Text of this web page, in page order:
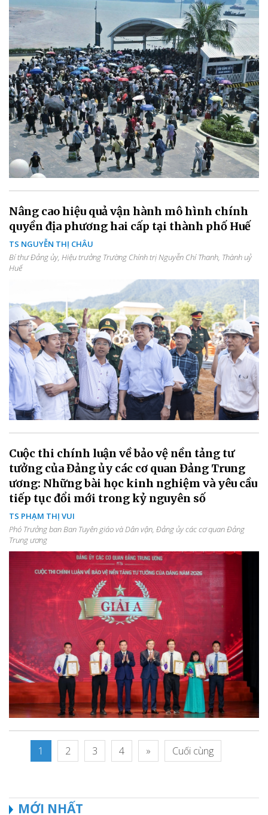
Nâng cao hiệu quả vận hành mô hình chính
quyền địa phương hai cấp tại thành phố Huế
TS NGUYỄN THỊ CHÂU
Bí thư Đảng ủy, Hiệu trưởng Trường Chính trị Nguyễn Chí Thanh, Thành uỷ
Huế
Cuộc thi chính luận về bảo vệ nền tảng tư
tưởng của Đảng ủy các cơ quan Đảng Trung
ương: Những bài học kinh nghiệm và yêu cầu
tiếp tục đổi mới trong kỷ nguyên số
TS PHẠM THỊ VUI
Phó Trưởng ban Ban Tuyên giáo và Dân vận, Đảng ủy các cơ quan Đảng
Trung ương
1 2 3 4 » Cuối cùng
MỚI NHẤT